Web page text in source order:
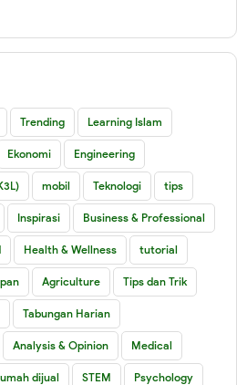
Trending Learning Islam
Ekonomi Engineering
mobil Teknologi tips
Inspirasi Business & Professional
Health & Wellness tutorial
Agriculture Tips dan Trik
Tabungan Harian
Analysis & Opinion Medical
dijual STEM Psychology